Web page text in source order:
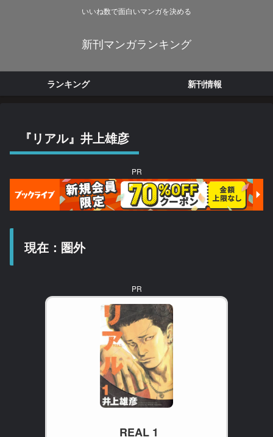
いいね数で面白いマンガを決める
新刊マンガランキング
ランキング 新刊情報
『リアル』井上雄彦
PR
現在：圏外
PR
REAL 1